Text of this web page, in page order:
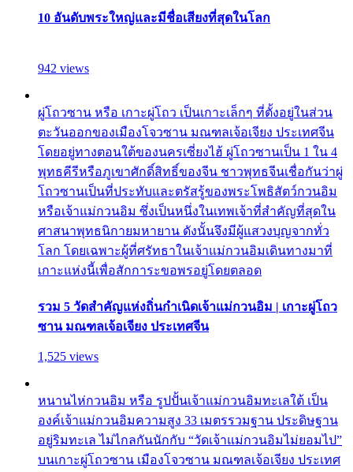
10 อันดับพระใหญ่และมีชื่อเสียงที่สุดในโลก
942 views
ผู่โถวซาน หรือ เกาะผู่โถว เป็นเกาะเล็กๆ ที่ตั้งอยู่ในส่วน
ตะวันออกของเมืองโจวซาน มณฑลเจ้อเจียง ประเทศจีน
โดยอยู่ทางตอนใต้ของนครเซี่ยงไฮ้ ผู่โถวซานเป็น 1 ใน 4
พุทธคีรีหรือภูเขาศักดิ์สิทธิ์ของจีน ชาวพุทธจีนเชื่อกันว่าผู่
โถวซานเป็นที่ประทับและตรัสรู้ของพระโพธิสัตว์กวนอิม
หรือเจ้าแม่กวนอิม ซึ่งเป็นหนึ่งในเทพเจ้าที่สำคัญที่สุดใน
ศาสนาพุทธนิกายมหายาน ดังนั้นจึงมีผู้แสวงบุญจากทั่ว
โลก โดยเฉพาะผู้ที่ศรัทธาในเจ้าแม่กวนอิมเดินทางมาที่
เกาะแห่งนี้เพื่อสักการะขอพรอยู่โดยตลอด
รวม 5 วัดสำคัญแห่งถิ่นกำเนิดเจ้าแม่กวนอิม | เกาะผู่โถว
ซาน มณฑลเจ้อเจียง ประเทศจีน
1,525 views
หนานไห่กวนอิม หรือ รูปปั้นเจ้าแม่กวนอิมทะเลใต้ เป็น
องค์เจ้าแม่กวนอิมความสูง 33 เมตรรวมฐาน ประดิษฐาน
อยู่ริมทะเล ไม่ไกลกันนักกับ “วัดเจ้าแม่กวนอิมไม่ยอมไป”
บนเกาะผู่โถวซาน เมืองโจวซาน มณฑลเจ้อเจียง ประเทศ